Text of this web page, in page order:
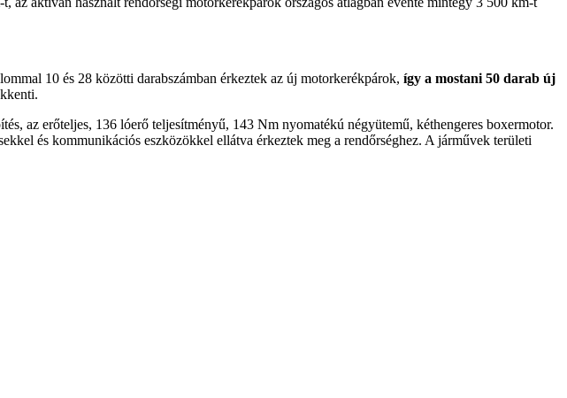
10 és 28 közötti darabszámban érkeztek az új motorkerékpárok, így a mostani 50 darab új
az erőteljes, 136 lóerő teljesítményű, 143 Nm nyomatékú négyütemű, kéthengeres boxermotor.
és kommunikációs eszközökkel ellátva érkeztek meg a rendőrséghez. A járművek területi